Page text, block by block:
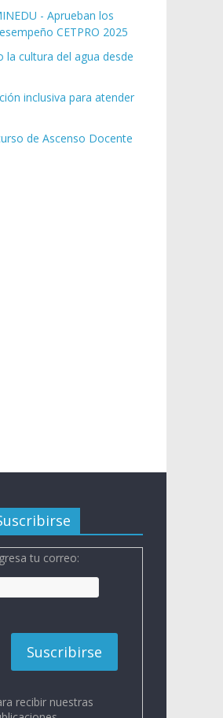
- Aprueban los
CETPRO 2025
la cultura del agua desde
inclusiva para atender
de Ascenso Docente
tu correo:
recibir nuestras